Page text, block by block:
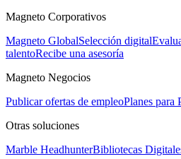
Magneto Corporativos
Magneto GlobalSelección digital
talentoRecibe una asesoría
Magneto Negocios
Publicar ofertas de empleoPlanes para
Otras soluciones
Marble HeadhunterBibliotecas